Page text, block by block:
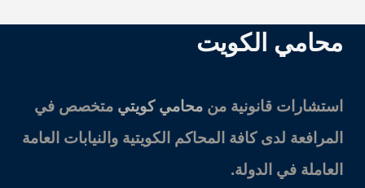
محامي الكويت
استشارات قانونية من محامي كويتي متخصص في
المرافعة لدى كافة المحاكم الكويتية والنيابات العامة
العاملة في الدولة.